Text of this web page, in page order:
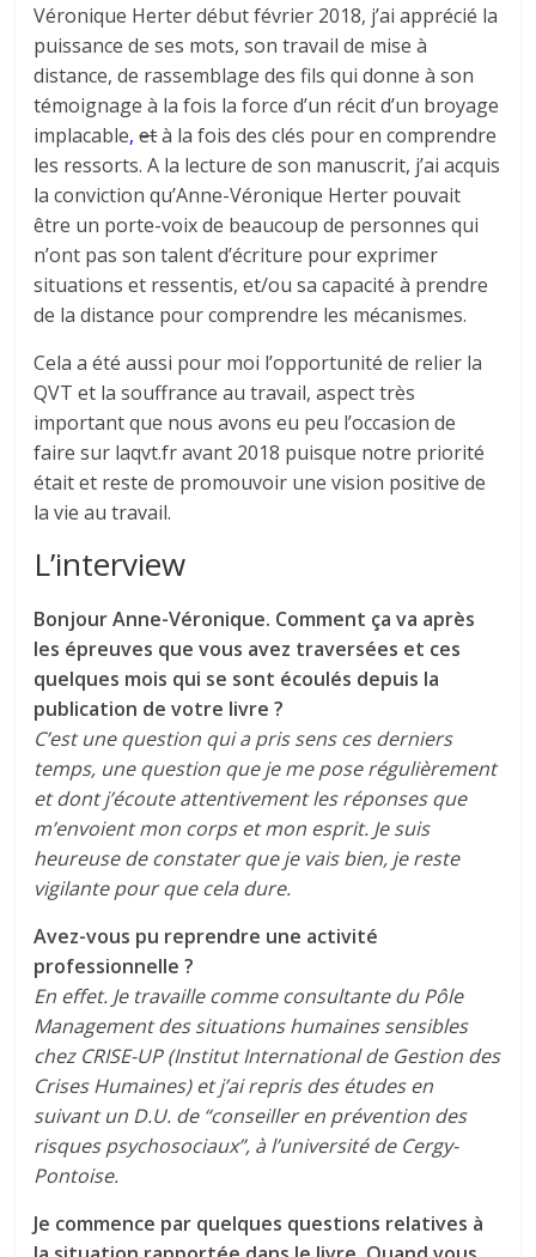
Véronique Herter début février 2018, j’ai apprécié la
puissance de ses mots, son travail de mise à
distance, de rassemblage des fils qui donne à son
témoignage à la fois la force d’un récit d’un broyage
implacable, età la fois des clés pour en comprendre
les ressorts. A la lecture de son manuscrit, j’ai acquis
la conviction qu’Anne-Véronique Herter pouvait
être un porte-voix de beaucoup de personnes qui
n’ont pas son talent d’écriture pour exprimer
situations et ressentis, et/ou sa capacité à prendre
de la distance pour comprendre les mécanismes.
Cela a été aussi pour moi l’opportunité de relier la
QVT et la souffrance au travail, aspect très
important que nous avons eu peu l’occasion de
faire sur laqvt.fr avant 2018 puisque notre priorité
était et reste de promouvoir une vision positive de
la vie au travail.
L’interview
Bonjour Anne-Véronique. Comment ça va après
les épreuves que vous avez traversées et ces
quelques mois qui se sont écoulés depuis la
publication de votre livre ?
C’est une question qui a pris sens ces derniers
temps, une question que je me pose régulièrement
et dont j’écoute attentivement les réponses que
m’envoient mon corps et mon esprit. Je suis
heureuse de constater que je vais bien, je reste
vigilante pour que cela dure.
Avez-vous pu reprendre une activité
professionnelle ?
En effet. Je travaille comme consultante du Pôle
Management des situations humaines sensibles
chez CRISE-UP (Institut International de Gestion des
Crises Humaines) et j’ai repris des études en
suivant un D.U. de “conseiller en prévention des
risques psychosociaux”, à l’université de Cergy-
Pontoise.
Je commence par quelques questions relatives à